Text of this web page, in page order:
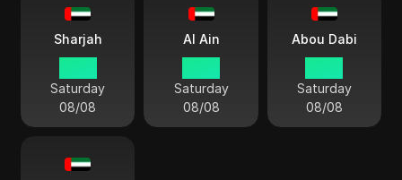
Sharjah
Saturday
08/08
Al Ain
Saturday
08/08
Abou Dabi
Saturday
08/08